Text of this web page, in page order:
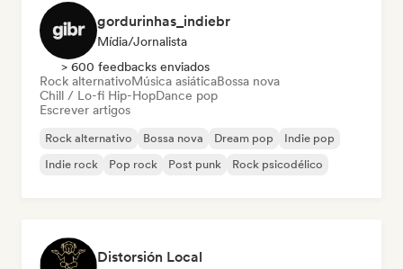
gordurinhas_indiebr
Mídia/Jornalista
> 600 feedbacks enviados
Rock alternativoMúsica asiáticaBossa nova
Chill / Lo-fi Hip-HopDance pop
Escrever artigos
Rock alternativo Bossa nova Dream pop
Indie pop
Indie rock
Pop rock Post punk Rock psicodélico
Distorsión Local